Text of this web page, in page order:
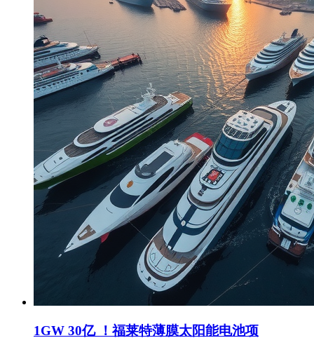
1GW 30亿 ！福莱特薄膜太阳能电池项